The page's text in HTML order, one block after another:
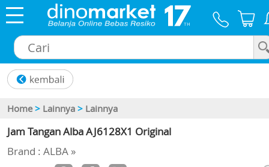
Home > Lainnya > Lainnya
Jam Tangan Alba AJ6128X1 Original
Brand : ALBA »